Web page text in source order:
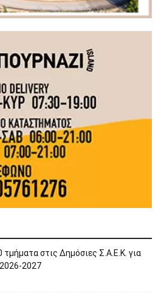
τμήματα στις Δημόσιες Σ.Α.Ε.Κ. για
2027